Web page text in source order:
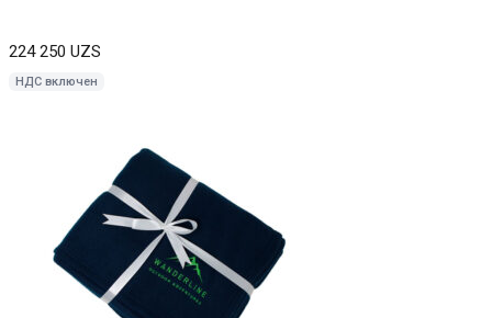
224 250 UZS
НДС включен